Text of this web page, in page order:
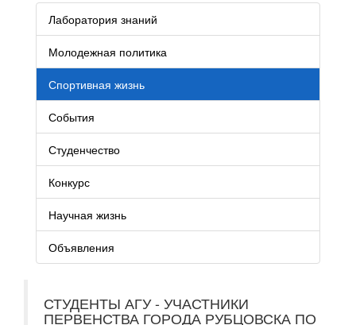
Лаборатория знаний
Молодежная политика
Спортивная жизнь
События
Студенчество
Конкурс
Научная жизнь
Объявления
СТУДЕНТЫ АГУ - УЧАСТНИКИ
ПЕРВЕНСТВА ГОРОДА РУБЦОВСКА ПО